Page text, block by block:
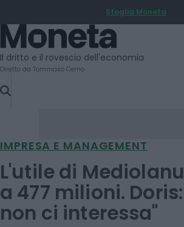
TO
CONTENT
Sfoglia Moneta
Moneta
Il dritto e il rovescio dell'economia
Diretto da Tommaso Cerno
IMPRESA E MANAGEMENT
L'utile di
a 477 milioni.
non ci interessa"